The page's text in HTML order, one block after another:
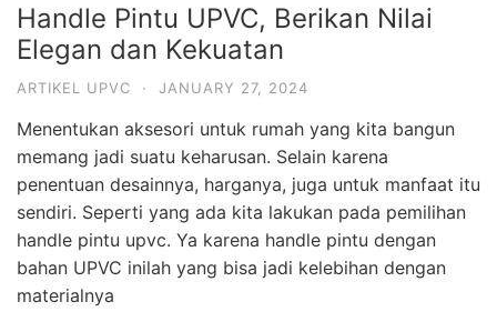
Handle Pintu UPVC, Berikan Nilai
Elegan dan Kekuatan
ARTIKEL UPVC · JANUARY 27, 2024
Menentukan aksesori untuk rumah yang kita bangun
memang jadi suatu keharusan. Selain karena
penentuan desainnya, harganya, juga untuk manfaat itu
sendiri. Seperti yang ada kita lakukan pada pemilihan
handle pintu upvc. Ya karena handle pintu dengan
bahan UPVC inilah yang bisa jadi kelebihan dengan
materialnya